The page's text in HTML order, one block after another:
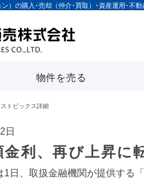
）の購入･売却（仲介･買取）･資産運用･不
物件を売る
ストピックス詳細
日
利、再び上昇に
1日、取扱金融機関が提供する